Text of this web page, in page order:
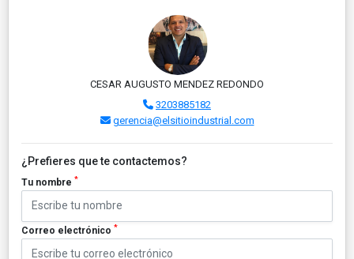
CESAR AUGUSTO MENDEZ REDONDO
3203885182
gerencia@elsitioindustrial.com
¿Prefieres que te contactemos?
Tu nombre *
Correo electrónico *